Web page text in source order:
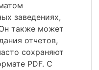
заведениях,
также может
отчетов,
сохраняют
PDF. С